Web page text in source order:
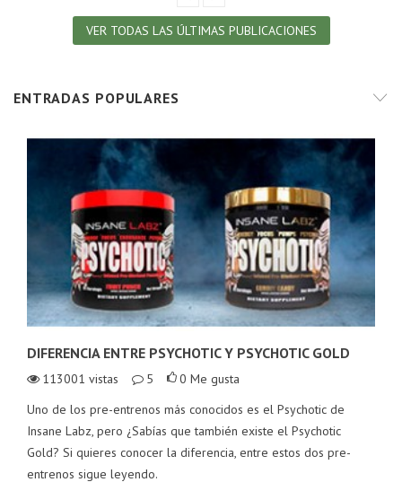
VER TODAS LAS ÚLTIMAS PUBLICACIONES
ENTRADAS POPULARES
DIFERENCIA ENTRE PSYCHOTIC Y PSYCHOTIC GOLD
113001 vistas 5 0 Me gusta
Uno de los pre-entrenos más conocidos es el Psychotic de
Insane Labz, pero ¿Sabías que también existe el Psychotic
Gold? Si quieres conocer la diferencia, entre estos dos pre-
entrenos sigue leyendo.